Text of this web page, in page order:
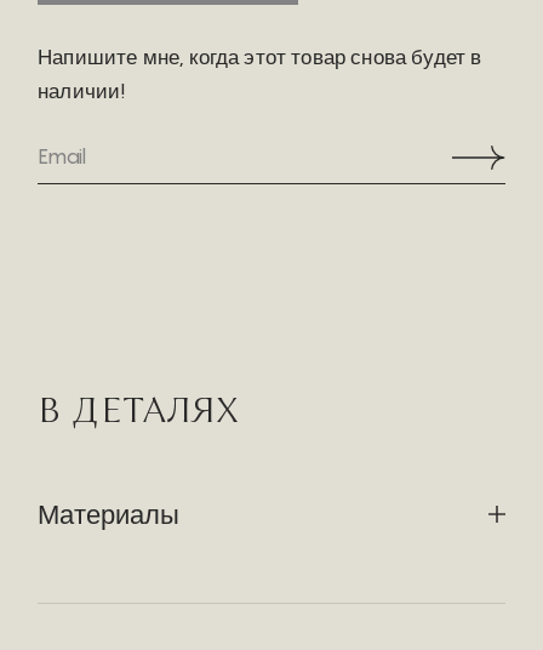
Напишите мне, когда этот товар снова будет в
наличии!
В ДЕТАЛЯХ
Материалы